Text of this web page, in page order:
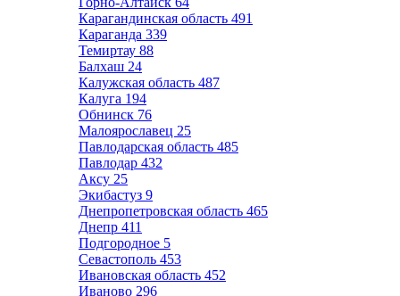
Карагандинская область 491
Караганда 339
Темиртау 88
Балхаш 24
Калужская область 487
Калуга 194
Обнинск 76
Малоярославец 25
Павлодарская область 485
Павлодар 432
Аксу 25
Экибастуз 9
Днепропетровская область 465
Днепр 411
Подгородное 5
Севастополь 453
Ивановская область 452
Иваново 296